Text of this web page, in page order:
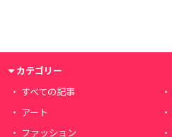
カテゴリー
すべての記事
アート
ファッション